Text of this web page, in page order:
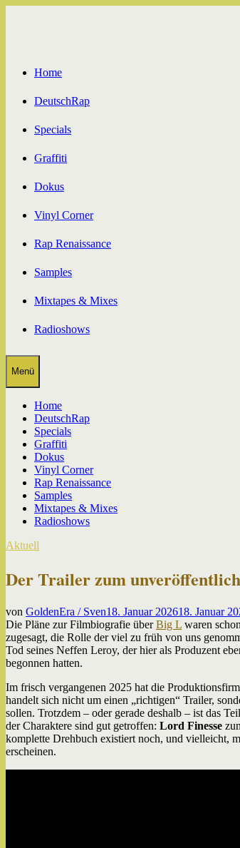
Home
DeutschRap
Specials
Graffiti
Dokus
Vinyl Corner
Rap Renaissance
Samples
Mixtapes & Mixes
Radioshows
Menü
Home
DeutschRap
Specials
Graffiti
Dokus
Vinyl Corner
Rap Renaissance
Samples
Mixtapes & Mixes
Radioshows
Aktuell
Der Trailer zum
von GoldenEra / Sven18. Januar 202618. Januar
Die Pläne zur Filmbiografie überBig L waren
zugesagt, die Rolle der viel zu früh von uns
Tod seines Neffen Leroy, der hier als Produzent
begonnen hatten.
Im frisch vergangenen 2025 hat die
handelt sich nicht um einen „richtigen“ Trailer,
sollen. Trotzdem – oder gerade deshalb – ist das
der Charaktere sind gut getroffen: Lord Finesse
komplette Drehbuch existiert noch, und vielleicht,
erscheinen.